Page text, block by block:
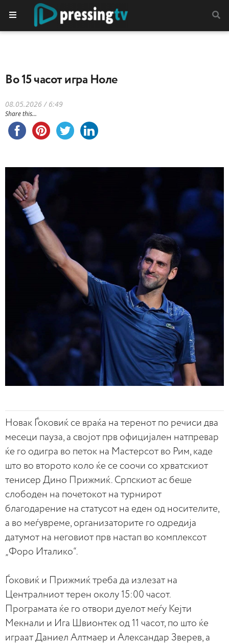
Во 15 часот игра Ноле
08.05.2026 / 6:49
Share this...
Новак Ѓоковиќ се враќа на теренот по речиси два
месеци пауза, а својот прв официјален натпревар
ќе го одигра во петок на Мастерсот во Рим, каде
што во второто коло ќе се соочи со хрватскиот
тенисер Дино Прижмиќ. Српскиот ас беше
слободен на почетокот на турнирот
благодарение на статусот на еден од носителите,
а во меѓувреме, организаторите го одредија
датумот на неговиот прв настап во комплексот
„Форо Италико“.
Ѓоковиќ и Прижмиќ треба да излезат на
Централниот терен околу 15:00 часот.
Програмата ќе го отвори дуелот меѓу Кејти
Мекнали и Ига Швионтек од 11 часот, по што ќе
играат Даниел Алтмаер и Александар Зверев, а